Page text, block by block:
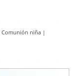
Comunión niña |